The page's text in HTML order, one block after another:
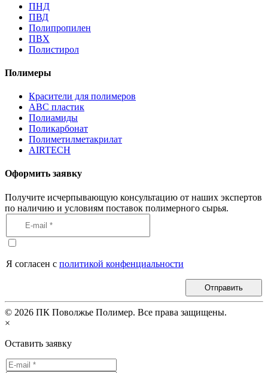
ПНД
ПВД
Полипропилен
ПВХ
Полистирол
Полимеры
Красители для полимеров
АВС пластик
Полиамиды
Поликарбонат
Полиметилметакрилат
AIRTECH
Оформить заявку
Получите исчерпывающую консультацию от наших экспертов
по наличию и условиям поставок полимерного сырья.
Я согласен с политикой конфенциальности
Отправить
© 2026 ПК Поволжье Полимер. Все права защищены.
×
Оставить заявку